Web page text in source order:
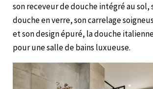
son receveur de douche intégré au sol,
douche en verre, son carrelage
et son design épuré, la douche
pour une salle de bains luxueuse.